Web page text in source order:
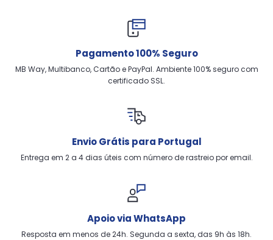
Pagamento 100% Seguro
MB Way, Multibanco, Cartão e PayPal. Ambiente 100% seguro com
certificado SSL.
Envio Grátis para Portugal
Entrega em 2 a 4 dias úteis com número de rastreio por email.
Apoio via WhatsApp
Resposta em menos de 24h. Segunda a sexta, das 9h às 18h.